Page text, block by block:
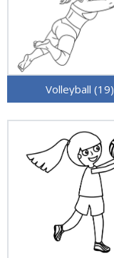
Volleyball (19)